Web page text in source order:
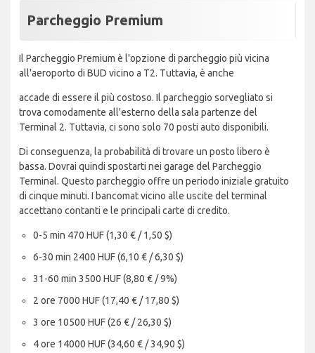
Parcheggio Premium
Il Parcheggio Premium è l'opzione di parcheggio più vicina
all'aeroporto di BUD vicino a T2. Tuttavia, è anche
accade di essere il più costoso. Il parcheggio sorvegliato si
trova comodamente all'esterno della sala partenze del
Terminal 2. Tuttavia, ci sono solo 70 posti auto disponibili.
Di conseguenza, la probabilità di trovare un posto libero è
bassa. Dovrai quindi spostarti nei garage del Parcheggio
Terminal. Questo parcheggio offre un periodo iniziale gratuito
di cinque minuti. I bancomat vicino alle uscite del terminal
accettano contanti e le principali carte di credito.
0-5 min 470 HUF (1,30 € / 1,50 $)
6-30 min 2400 HUF (6,10 € / 6,30 $)
31-60 min 3500 HUF (8,80 € / 9%)
2 ore 7000 HUF (17,40 € / 17,80 $)
3 ore 10500 HUF (26 € / 26,30 $)
4 ore 14000 HUF (34,60 € / 34,90 $)